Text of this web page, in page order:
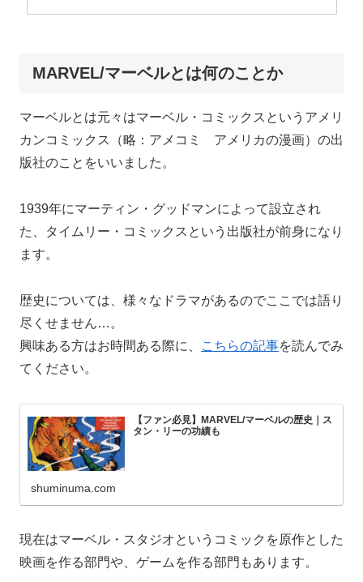
MARVEL/マーベルとは何のことか
マーベルとは元々はマーベル・コミックスというアメリ
カンコミックス（略：アメコミ アメリカの漫画）の出
版社のことをいいました。
1939年にマーティン・グッドマンによって設立され
た、タイムリー・コミックスという出版社が前身になり
ます。
歴史については、様々なドラマがあるのでここでは語り
尽くせません…。
興味ある方はお時間ある際に、
こちらの記事を読んでみ
てください。
【ファン必見】MARVEL/マーベルの歴史｜ス
タン・リーの功績も
shuminuma.com
現在はマーベル・スタジオというコミックを原作とした
映画を作る部門や、ゲームを作る部門もあります。